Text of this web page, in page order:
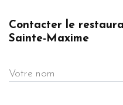
Contacter le
Sainte-Maxime
Votre nom